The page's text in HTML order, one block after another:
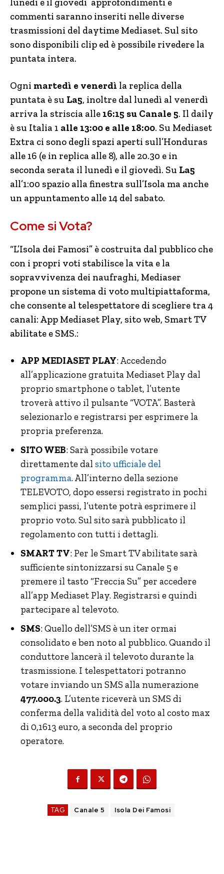
commenti saranno inseriti nelle diverse
trasmissioni del daytime Mediaset. Sul sito
sono disponibili clip ed è possibile rivedere la
puntata intera.
Ogni martedì e venerdì la replica della
puntata è su La5, inoltre dal lunedì al venerdì
arriva la striscia alle 16:15 su Canale 5. Il daily
è su Italia 1 alle 13:00 e alle 18:00. Su Mediaset
Extra ci sono degli spazi aperti sull’Honduras
alle 16 (e in replica alle 8), alle 20.30 e in
seconda serata il lunedì e il giovedì. Su La5
all’1:00 spazio alla finestra sull’Isola ma anche
un appuntamento alle 14 del sabato.
Come si Vota?
“L’Isola dei Famosi” è costruita dal pubblico che
con i propri voti stabilisce la vita e la
sopravvivenza dei naufraghi, Mediaser
propone un sistema di voto multipiattaforma,
che consente al telespettatore di scegliere tra 4
canali: App Mediaset Play, sito web, Smart TV
abilitate e SMS.:
APP MEDIASET PLAY: Accedendo
all’applicazione gratuita Mediaset Play dal
proprio smartphone o tablet, l’utente
troverà attivo il pulsante “VOTA”. Basterà
selezionarlo e registrarsi per esprimere la
propria preferenza.
SITO WEB: Sarà possibile votare
direttamente dal sito ufficiale del
programma. All’interno della sezione
TELEVOTO, dopo essersi registrato in pochi
semplici passi, l’utente potrà esprimere il
proprio voto. Sul sito sarà pubblicato il
regolamento con tutti i dettagli.
SMART TV: Per le Smart TV abilitate sarà
sufficiente sintonizzarsi su Canale 5 e
premere il tasto “Freccia Su” per accedere
all’app Mediaset Play. Registrarsi e quindi
partecipare al televoto.
SMS: Quello dell’SMS è un iter ormai
consolidato e ben noto al pubblico. Quando il
conduttore lancerà il televoto durante la
trasmissione. I telespettatori potranno
votare inviando un SMS alla numerazione
477.000.3. L’utente riceverà un SMS di
conferma della validità del voto al costo max
di 0,1613 euro, a seconda del proprio
operatore.
TAG Canale 5 Isola Dei Famosi